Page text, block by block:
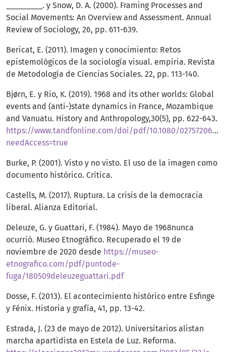
_________. y Snow, D. A. (2000). Framing Processes and
Social Movements: An Overview and Assessment. Annual
Review of Sociology, 26, pp. 611-639.
Bericat, E. (2011). Imagen y conocimiento: Retos
epistemológicos de la sociología visual. empiria. Revista
de Metodología de Ciencias Sociales. 22, pp. 113-140.
Bjørn, E. y Rio, K. (2019). 1968 and its other worlds: Global
events and (anti-)state dynamics in France, Mozambique
and Vanuatu. History and Anthropology,30(5), pp. 622-643.
https://www.tandfonline.com/doi/pdf/10.1080/
needAccess=true
Burke, P. (2001). Visto y no visto. El uso de la imagen como
documento histórico. Crítica.
Castells, M. (2017). Ruptura. La crisis de la democracia
liberal. Alianza Editorial.
Deleuze, G. y Guattari, F. (1984). Mayo de 1968nunca
ocurrió. Museo Etnográfico. Recuperado el 19 de
noviembre de 2020 desde https://museo-
etnografico.com/pdf/puntode-
fuga/180509deleuzeguattari.pdf
Dosse, F. (2013). El acontecimiento histórico entre Esfinge
y Fénix. Historia y grafía, 41, pp. 13-42.
Estrada, J. (23 de mayo de 2012). Universitarios alistan
marcha apartidista en Estela de Luz. Reforma.